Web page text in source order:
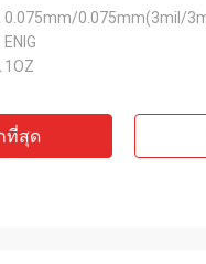
0.075mm/0.075mm(3mil/
ENIG
ง: 1OZ
ที่สุด